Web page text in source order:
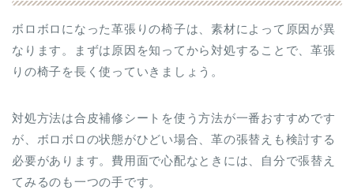
ボロボロになった革張りの椅子は、素材によって原因が異
なります。まずは原因を知ってから対処することで、革張
りの椅子を長く使っていきましょう。
対処方法は合皮補修シートを使う方法が一番おすすめです
が、ボロボロの状態がひどい場合、革の張替えも検討する
必要があります。費用面で心配なときには、自分で張替え
てみるのも一つの手です。